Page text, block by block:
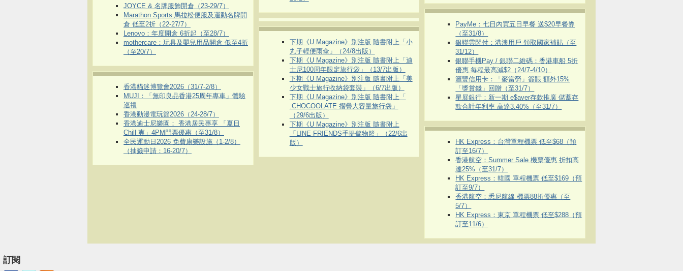
JOYCE & 名牌服飾開倉（23-29/7）
Marathon Sports 馬拉松便服及運動名牌開
倉 低至2折（22-27/7）
Lenovo：年度開倉 6折起（至28/7）
mothercare：玩具及嬰兒用品開倉 低至4折
（至20/7）
香港貓迷博覽會2026（31/7-2/8）
MUJI：「無印良品香港25周年專車」體驗
巡禮
香港動漫電玩節2026（24-28/7）
香港迪士尼樂園： 香港居民專享 「夏日
Chill 爽」4PM門票優惠（至31/8）
全民運動日2026 免費康樂設施（1-2/8）
（抽籤申請：16-20/7）
下期《U Magazine》別注版 隨書附上「小
丸子輕便雨傘」（24/8出版）
下期《U Magazine》別注版 隨書附上「迪
士尼100周年限定旅行袋」（13/7出版）
下期《U Magazine》別注版 隨書附上「美
少女戰士旅行收納袋套裝」（6/7出版）
下期《U Magazine》別注版 隨書附上「
:CHOCOOLATE 摺疊大容量旅行袋」
（29/6出版）
下期《U Magazine》別注版 隨書附上
「LINE FRIENDS手提儲物籃」（22/6出
版）
PayMe：七日內買五日早餐 送$20早餐券
（至31/8）
銀聯雲閃付：港澳用戶 領取國家補貼（至
31/12）
銀聯手機Pay / 銀聯二維碼：香港車船 5折
優惠 每程最高減$2（24/7-4/10）
滙豐信用卡：「麥當勞」簽賬 額外15%
「獎賞錢」回贈（至31/7）
星展銀行：新一期 e$aver存款推廣 儲蓄存
款合計年利率 高達3.40%（至31/7）
HK Express：台灣單程機票 低至$68（預
訂至16/7）
香港航空：Summer Sale 機票優惠 折扣高
達25%（至31/7）
HK Express：韓國 單程機票 低至$169（預
訂至9/7）
香港航空：悉尼航線 機票88折優惠（至
5/7）
HK Express：東京 單程機票 低至$288（預
訂至11/6）
訂閱